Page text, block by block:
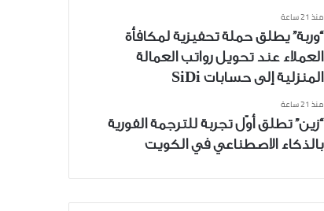
منذ 21 ساعة
“وربة” يطلق حملة تحفيزية لمكافأة
العملاء عند تحويل رواتب العمالة
المنزلية إلى حسابات SiDi
منذ 21 ساعة
“زين” تطلق أوّل تجربة للترجمة الفورية
بالذكاء الاصطناعي في الكويت